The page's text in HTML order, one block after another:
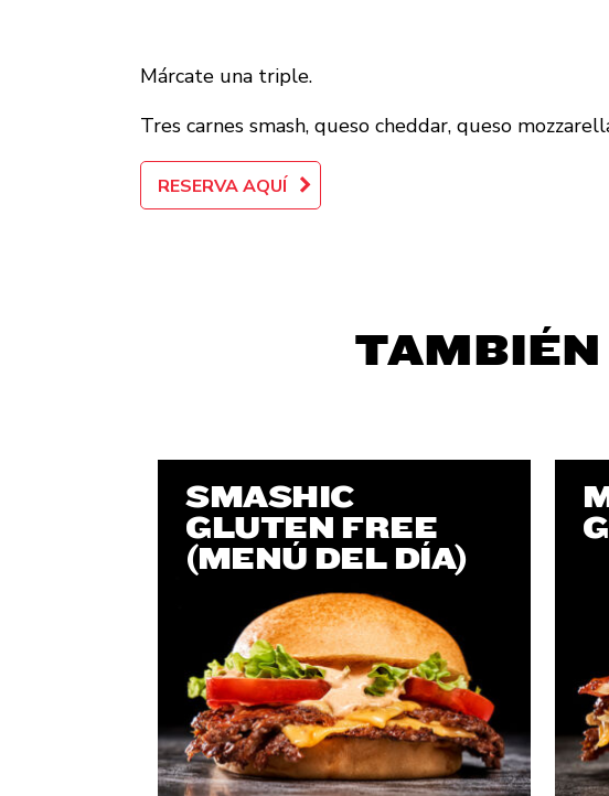
Márcate una triple.
Tres carnes smash, queso cheddar, queso
RESERVA AQUÍ
TAMBIÉN
SMASHIC
GLUTEN FREE
(MENÚ DEL DÍA)